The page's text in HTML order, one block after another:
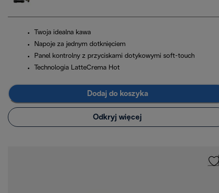
Twoja idealna kawa
Napoje za jednym dotknięciem
Panel kontrolny z przyciskami dotykowymi soft-touch
Technologia LatteCrema Hot
Dodaj do koszyka
Odkryj więcej